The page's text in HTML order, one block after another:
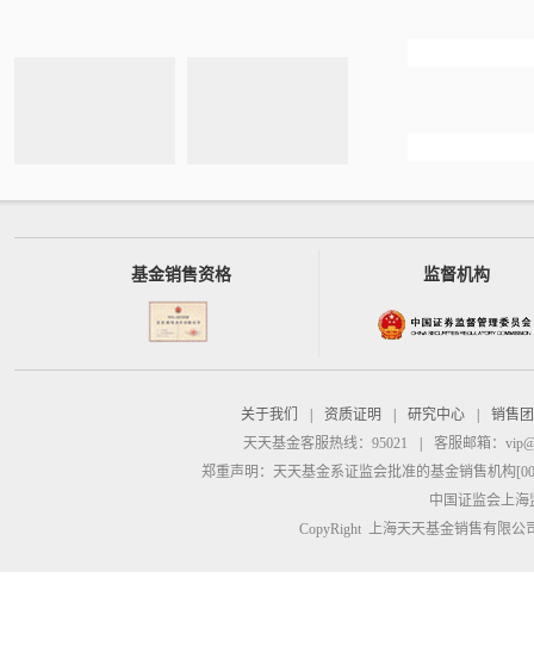
基金销售资格 监督机构
关于我们 资质证明 研究中心
销售
天天基金客服热线：95021
客服邮箱：
郑重声明： 天天基金系证监会批准的基金销售机构
中国证监会上
CopyRight 上海天天基金销售有限